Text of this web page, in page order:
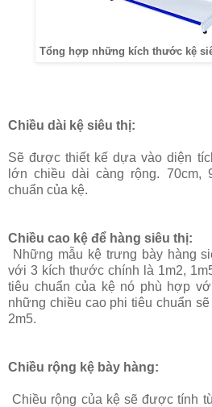
Tổng hợp những kích thước kệ
Chiều dài kệ siêu thị:
Sẽ được thiết kế dựa vào diện
lớn chiều dài càng rộng. 70cm,
chuẩn của kệ.
Chiều cao kệ để hàng siêu thị:
Những mẫu kệ trưng bày hàng
với 3 kích thước chính là 1m2,
tiêu chuẩn của kệ nó phù hợp
những chiều cao phi tiêu chuẩn
2m5.
Chiều rộng kệ bày hàng:
Chiều rộng của kệ sẽ được tính